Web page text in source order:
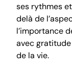
ses rythmes
delà de
l’importance
avec
de la vie.